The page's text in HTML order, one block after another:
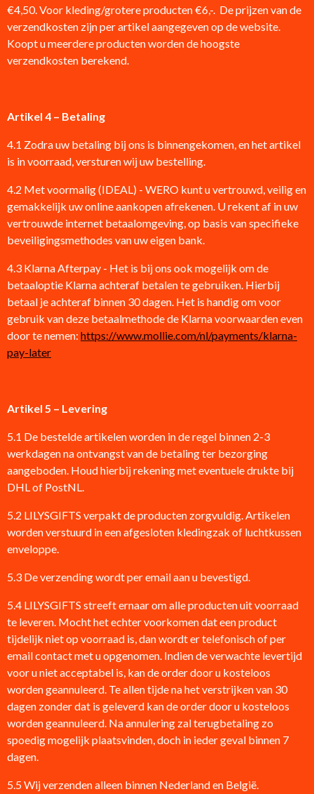
€4,50. Voor kleding/grotere producten €6,-. De prijzen van de
verzendkosten zijn per artikel aangegeven op de website.
Koopt u meerdere producten worden de hoogste
verzendkosten berekend.
Artikel 4 – Betaling
4.1 Zodra uw betaling bij ons is binnengekomen, en het artikel
is in voorraad, versturen wij uw bestelling.
4.2 Met voormalig (IDEAL) - WERO kunt u vertrouwd, veilig en
gemakkelijk uw online aankopen afrekenen. U rekent af in uw
vertrouwde internet betaalomgeving, op basis van specifieke
beveiligingsmethodes van uw eigen bank.
4.3 Klarna Afterpay - Het is bij ons ook mogelijk om de
betaaloptie Klarna achteraf betalen te gebruiken. Hierbij
betaal je achteraf binnen 30 dagen. Het is handig om voor
gebruik van deze betaalmethode de Klarna voorwaarden even
door te nemen: https://www.mollie.com/nl/payments/klarna-
pay-later
Artikel 5 – Levering
5.1 De bestelde artikelen worden in de regel binnen 2-3
werkdagen na ontvangst van de betaling ter bezorging
aangeboden. Houd hierbij rekening met eventuele drukte bij
DHL of PostNL.
5.2 LILYSGIFTS verpakt de producten zorgvuldig. Artikelen
worden verstuurd in een afgesloten kledingzak of luchtkussen
enveloppe.
5.3 De verzending wordt per email aan u bevestigd.
5.4 LILYSGIFTS streeft ernaar om alle producten uit voorraad
te leveren. Mocht het echter voorkomen dat een product
tijdelijk niet op voorraad is, dan wordt er telefonisch of per
email contact met u opgenomen. Indien de verwachte levertijd
voor u niet acceptabel is, kan de order door u kosteloos
worden geannuleerd. Te allen tijde na het verstrijken van 30
dagen zonder dat is geleverd kan de order door u kosteloos
worden geannuleerd. Na annulering zal terugbetaling zo
spoedig mogelijk plaatsvinden, doch in ieder geval binnen 7
dagen.
5.5 Wij verzenden alleen binnen Nederland en België.